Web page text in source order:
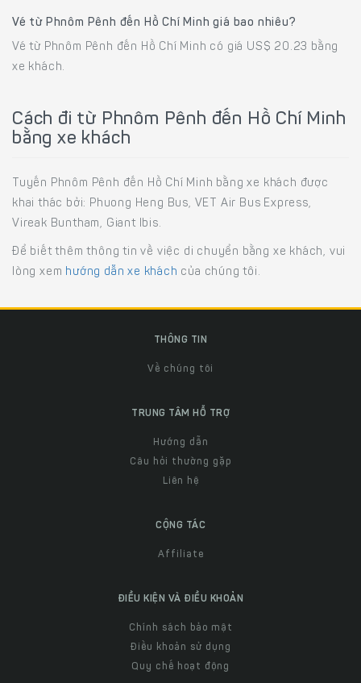
Vé từ Phnôm Pênh đến Hồ Chí Minh giá bao nhiêu?
Vé từ Phnôm Pênh đến Hồ Chí Minh có giá US$ 20.23 bằng
xe khách.
Cách đi từ Phnôm Pênh đến Hồ Chí Minh
bằng xe khách
Tuyến Phnôm Pênh đến Hồ Chí Minh bằng xe khách được
khai thác bởi: Phuong Heng Bus, VET Air Bus Express,
Vireak Buntham, Giant Ibis.
Để biết thêm thông tin về việc di chuyển bằng xe khách, vui
lòng xem hướng dẫn xe khách của chúng tôi.
THÔNG TIN
Về chúng tôi
TRUNG TÂM HỖ TRỢ
Hướng dẫn
Câu hỏi thường gặp
Liên hệ
CỘNG TÁC
Affiliate
ĐIỀU KIỆN VÀ ĐIỀU KHOẢN
Chính sách bảo mật
Điều khoản sử dụng
Quy chế hoạt động